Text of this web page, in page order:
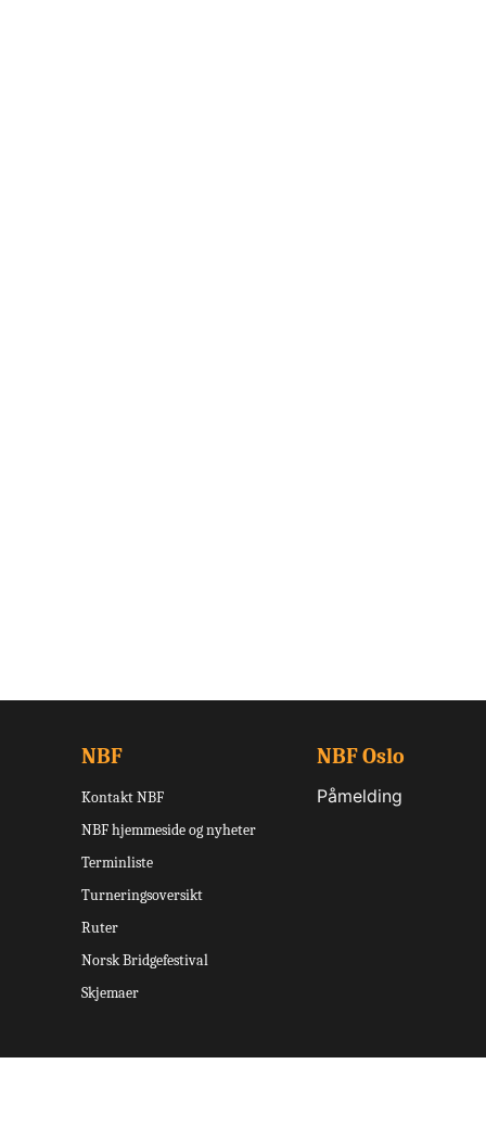
NBF
Kontakt NBF
NBF hjemmeside og nyheter
Terminliste
Turneringsoversikt
Ruter
Norsk Bridgefestival
Skjemaer
NBF Oslo
Påmelding